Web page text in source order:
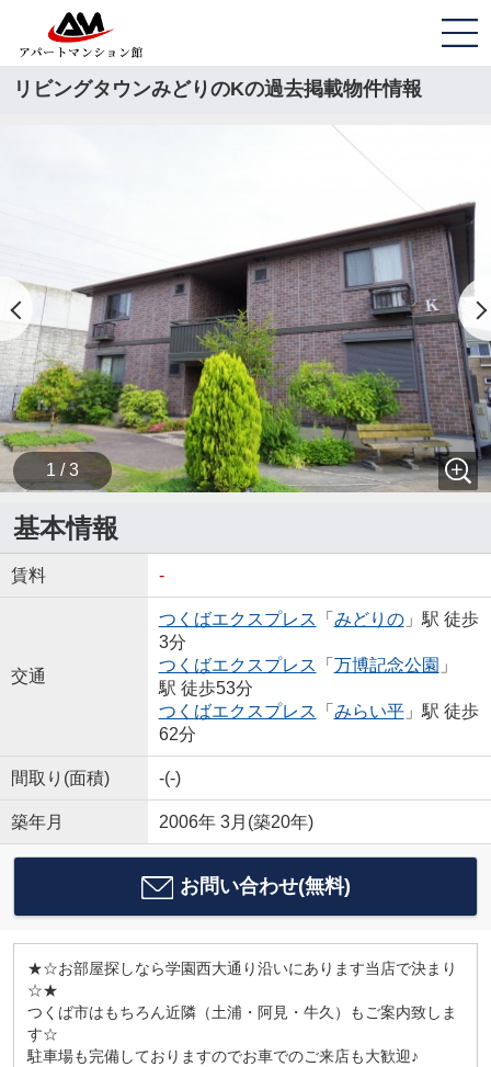
リビングタウンみどりのKの過去掲載物件情報
1 / 3
基本情報
賃料 -
交通
つくばエクスプレス 「 みどりの」駅 徒歩
3分
つくばエクスプレス 「 万博記念公園 」
駅 徒歩53分
つくばエクスプレス 「 みらい平」駅 徒歩
62分
間取り(面積) -(-)
築年月 2006年 3月(築20年)
お問い合わせ(無料)
★☆お部屋探しなら学園西大通り沿いにあります当店で決まり
☆★
つくば市はもちろん近隣（土浦・阿見・牛久）もご案内致しま
す☆
駐車場も完備しておりますのでお車でのご来店も大歓迎♪